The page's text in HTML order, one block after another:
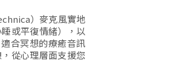
）麥克風實地
或平復情緒），以
合冥想的療癒音訊
從心理層面支援您